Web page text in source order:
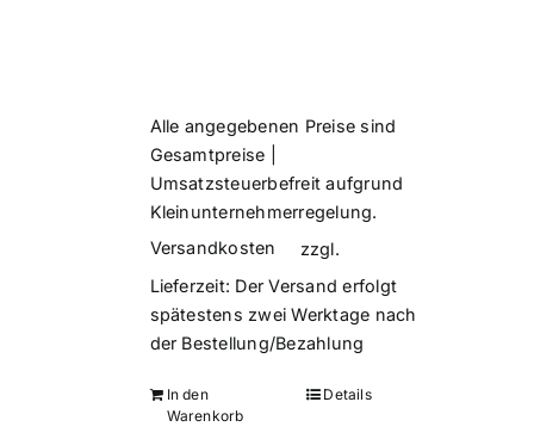
Alle angegebenen Preise sind
Gesamtpreise |
Umsatzsteuerbefreit aufgrund
Kleinunternehmerregelung.
zzgl.
Versandkosten
Lieferzeit: Der Versand erfolgt
spätestens zwei Werktage nach
der Bestellung/Bezahlung
In den
Warenkorb
Details